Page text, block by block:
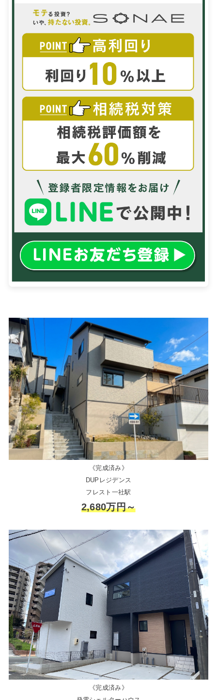
《完成済み》
DUPレジデンス
フレスト一社駅
2,680万円～
《完成済み》